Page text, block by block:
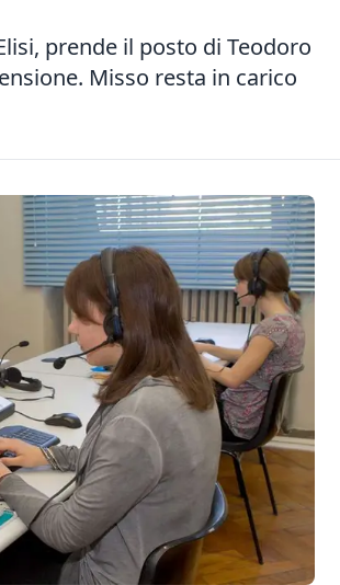
prende il posto di Teodoro
Misso resta in carico